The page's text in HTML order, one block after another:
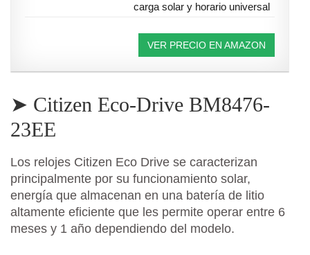
carga solar y horario universal
VER PRECIO EN AMAZON
➤ Citizen Eco-Drive BM8476-
23EE
Los relojes Citizen Eco Drive se caracterizan
principalmente por su funcionamiento solar,
energía que almacenan en una batería de litio
altamente eficiente que les permite operar entre 6
meses y 1 año dependiendo del modelo.